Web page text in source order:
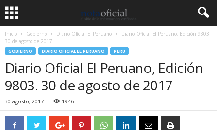
Inicio Gobierno Diario Oficial El Peruano
Diario Oficial El Peruano, Edición 9803.
30 de agosto de 2017
GOBIERNO DIARIO OFICIAL EL PERUANO PERÚ
Diario Oficial El Peruano, Edición
9803. 30 de agosto de 2017
30 agosto, 2017 1946